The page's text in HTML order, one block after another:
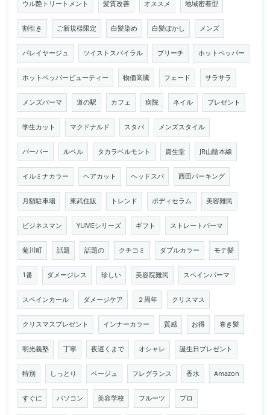
ウル艶トリートメント 髪質改善 オススメ 地域密着型
割引き ご新規様限定 白髪染め 白髪ぼかし メンズ
バレイヤージュ ツイストスパイラル ブリーチ ホットペッパー
ホットペッパービューティー 物価高騰 フェード サラサラ
メンズパーマ 道の駅 カフェ 病院 ネイル プレゼント
学生カット マクドナルド スタバ メンズスタイル
バーバー ルベル タカラベルモント 資生堂 JR山陰本線
イルミナカラー ヘアカット ヘッドスパ 西田パーキング
月額駐車場 東武住販 トレンド ボディセラム 美容難民
ビジネスマン YUMEシリーズ ギフト ストレートパーマ
菊川町 話題 話題の クチコミ ダブルカラー モテ髪
1番 ダメージレス 珍しい 美容院難民 スペインパーマ
スペインカール ダメージケア ２周年 クリスマス
クリスマスプレゼント インナーカラー 質感 お得 巻き髪
明光義塾 丁寧 夜遅くまで オシャレ 誕生日プレゼント
特別 しっとり ベージュ フレグランス 香水 Amazon
すぐに パソコン 美容学校 フルーツ プロ